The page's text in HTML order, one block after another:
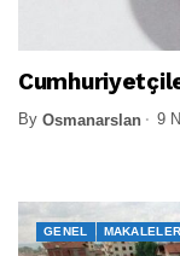
By Osmanarslan 9
GENEL MAKALELER